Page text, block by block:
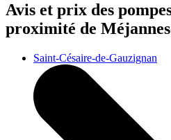
Avis et prix des
proximité de
Saint-Césaire-de-Gauzignan